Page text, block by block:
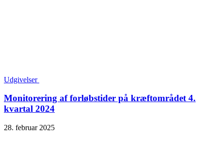
Udgivelser
Monitorering af forløbstider på kræftområdet 4.
kvartal 2024
28. februar 2025